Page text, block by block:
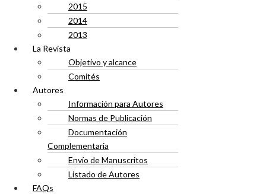
2015
2014
2013
La Revista
Objetivo y alcance
Comités
Autores
Información para Autores
Normas de Publicación
Documentación
Complementaria
Envío de Manuscritos
Listado de Autores
FAQs